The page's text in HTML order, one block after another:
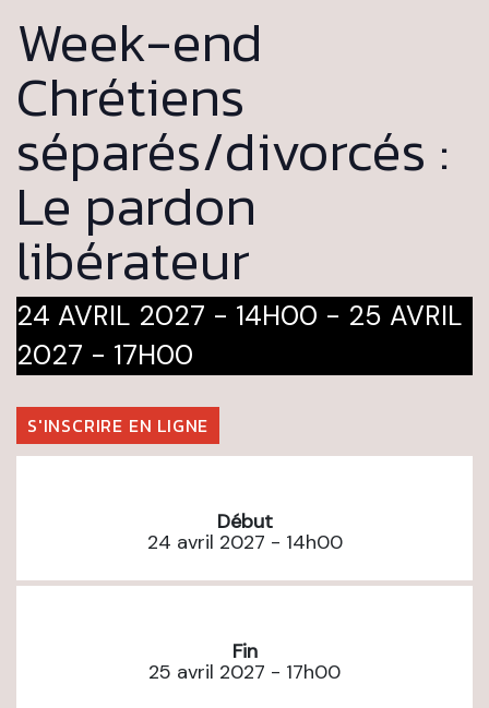
Week-end
Chrétiens
séparés/divorcés :
Le pardon
libérateur
24 AVRIL 2027 - 14H00 - 25 AVRIL
2027 - 17H00
S'INSCRIRE EN LIGNE
Début
24 avril 2027 - 14h00
Fin
25 avril 2027 - 17h00